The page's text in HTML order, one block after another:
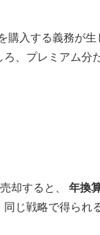
購入する義務が
、プレミアム分
却すると、 年換
じ戦略で得られ